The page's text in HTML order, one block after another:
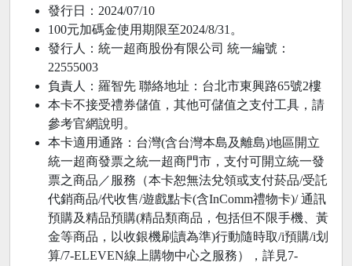
發行日：2024/07/10
100元加碼金使用期限至2024/8/31。
發行人：統一超商股份有限公司 統一編號：
22555003
負責人：羅智先 聯絡地址：台北市東興路65號2樓
本卡不接受禮券儲值，其他可儲值之支付工具，請
參考官網說明。
本卡適用通路：台灣(含台灣本島及離島)地區開立
統一超商發票之統一超商門市，支付可開立統一發
票之商品／服務（本卡恕無法兌領或支付菸品/受託
代銷商品/代收售/遊戲點卡(含InComm禮物卡)/ 通訊
預購及精品預購(精品類商品，包括但不限手機、黃
金等商品，以收銀機刷讀為準)行動隨時取/i預購/i划
算/7-ELEVEN線上購物中心之服務），詳見7-